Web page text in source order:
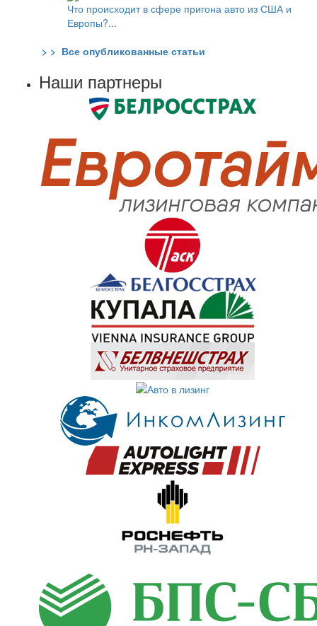
Что происходит в сфере пригона авто из США и
Европы?...
> > Все опубликованные статьи
Наши партнеры